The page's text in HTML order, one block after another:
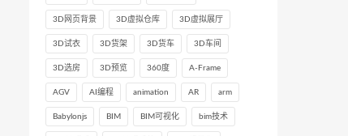
3D网页背景 3D虚拟仓库 3D虚拟展厅
3D试衣 3D货架 3D货车 3D车间
3D选房 3D预览 360度 A-Frame
AGV AI编程 animation AR arm
Babylonjs BIM BIM可视化 bim技术